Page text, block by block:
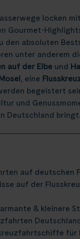
locken
Gourmet-
den absoluten
unter anderem
auf der Elbe und
, eine
begeistert
und
Deutschland bringt.
auf deutschen
auf der
& kleinere
für